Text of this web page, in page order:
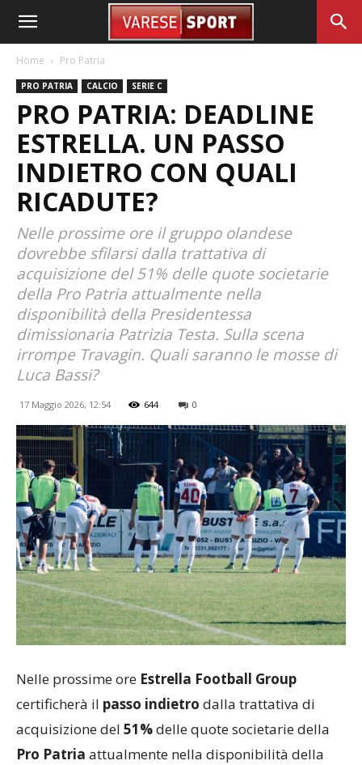
Home Pro Patria
PRO PATRIA CALCIO SERIE C
PRO PATRIA: DEADLINE
ESTRELLA. UN PASSO
INDIETRO CON QUALI
RICADUTE?
Nelle prossime ore il gruppo olandese
dovrebbe sfilarsi dalla trattativa di
acquisizione del 51% delle quote societarie
della Pro Patria attualmente nella
disponibilità della Presidentessa
dimissionaria Patrizia Testa. Sulla scena
irrompe Travagin. Quali saranno le mosse di
Luca Bassi?
17 Maggio 2026, 12:54 644 0
Nelle prossime ore Estrella Football Group
certificherà il passo indietro dalla trattativa di
acquisizione del 51%delle quote societarie della
Pro Patria attualmente nella disponibilità della